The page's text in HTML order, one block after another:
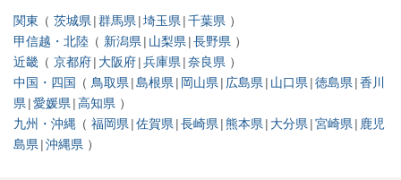
関東 茨城県 群馬県 埼玉県 千葉県
甲信越・北陸
新潟県 山梨県 長野県
近畿
京都府 大阪府 兵庫県 奈良県
中国・四国
鳥取県 島根県 岡山県 広島県 山口県 徳島県 香川
県 愛媛県 高知県
九州・沖縄
福岡県 佐賀県 長崎県 熊本県 大分県 宮崎県 鹿児
島県 沖縄県